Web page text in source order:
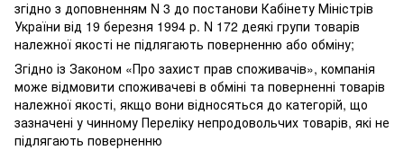
згідно з доповненням N 3 до постанови Кабінету Міністрів
України від 19 березня 1994 р. N 172 деякі групи товарів
належної якості не підлягають поверненню або обміну;
Згідно із Законом «Про захист прав споживачів», компанія
може відмовити споживачеві в обміні та поверненні товарів
належної якості, якщо вони відносяться до категорій, що
зазначені у чинному Переліку непродовольчих товарів, які не
підлягають поверненню